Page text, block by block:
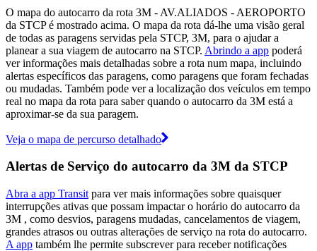
O mapa do autocarro da rota 3M - AV.ALIADOS - AEROPORTO
da STCP é mostrado acima. O mapa da rota dá-lhe uma visão geral
de todas as paragens servidas pela STCP, 3M, para o ajudar a
planear a sua viagem de autocarro na STCP. Abrindo a app poderá
ver informações mais detalhadas sobre a rota num mapa, incluindo
alertas específicos das paragens, como paragens que foram fechadas
ou mudadas. Também pode ver a localização dos veículos em tempo
real no mapa da rota para saber quando o autocarro da 3M está a
aproximar-se da sua paragem.
Veja o mapa de percurso detalhado
Alertas de Serviço do autocarro da 3M da STCP
Abra a app Transit para ver mais informações sobre quaisquer
interrupções ativas que possam impactar o horário do autocarro da
3M , como desvios, paragens mudadas, cancelamentos de viagem,
grandes atrasos ou outras alterações de serviço na rota do autocarro.
A app também lhe permite subscrever para receber notificações